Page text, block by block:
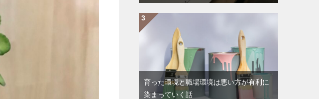
育った環境と職場環境は悪い方が有利に
染まっていく話